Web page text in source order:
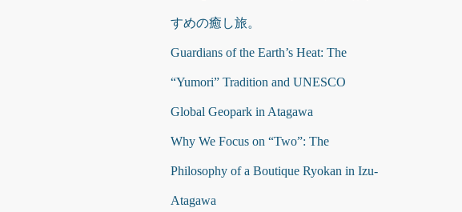
すめの癒し旅。
Guardians of the Earth’s Heat: The
“Yumori” Tradition and UNESCO
Global Geopark in Atagawa
Why We Focus on “Two”: The
Philosophy of a Boutique Ryokan in Izu-
Atagawa